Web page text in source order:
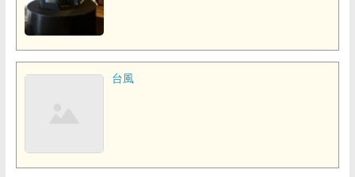
台風